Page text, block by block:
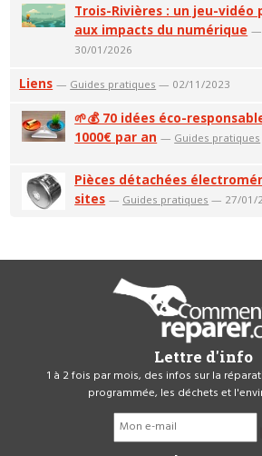
Trois-Rivières : un jeu-vidéo
aux impacts du numérique —
30/01/2026
Liens — Guides pratiques — 02/11/2023
🌱💰 70 idées éco-
1000€ par an — Guides pratiques
Pièces détachées
sites — Guides pratiques — 27/01/
Lettre d'info
1 à 2 fois par mois, des infos sur la
programmée, les déchets et